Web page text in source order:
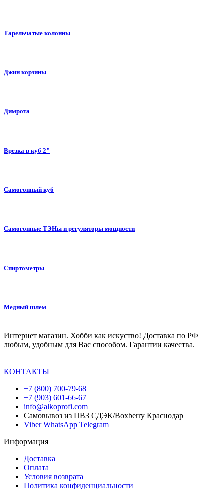
Тарельчатые колонны
Джин корзины
Димрота
Врезка в куб 2"
Самогонный куб
Самогонные ТЭНы и регуляторы мощности
Спиртометры
Медный шлем
Интернет магазин. Хобби как искуство! Доставка по РФ
любым, удобным для Вас способом. Гарантии качества.
КОНТАКТЫ
+7 (800) 700-79-68
+7 (903) 601-66-67
info@alkoprofi.com
Самовывоз из ПВЗ СДЭК/Boxberry Краснодар
Viber WhatsApp Telegram
Информация
Доставка
Оплата
Условия возврата
Политика конфиденциальности